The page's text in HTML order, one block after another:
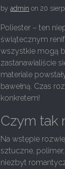
byadmin on20
Poliester – ten
świątecznym
wszystkie mogą
zastanawialiście
materiale
bawełną. Czas
konkretem!
Czym tak
Na wstępie
sztuczne,
niezbyt